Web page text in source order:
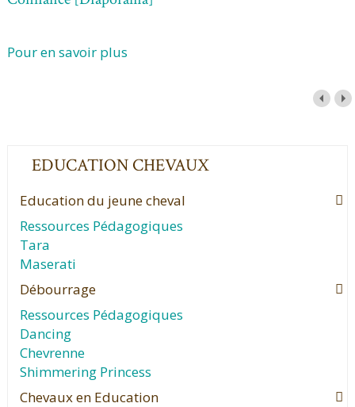
Pour en savoir plus
EDUCATION CHEVAUX
Education du jeune cheval
Ressources Pédagogiques
Tara
Maserati
Débourrage
Ressources Pédagogiques
Dancing
Chevrenne
Shimmering Princess
Chevaux en Education